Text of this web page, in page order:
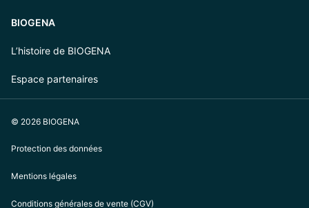
BIOGENA
L’histoire de BIOGENA
Espace partenaires
© 2026 BIOGENA
Protection des données
Mentions légales
Conditions générales de vente (CGV)